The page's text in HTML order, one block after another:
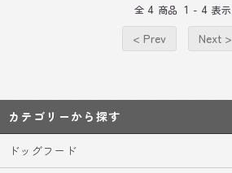
全 4 商品 1 - 4 表示
< Prev Next >
カテゴリーから探す
ドッグフード